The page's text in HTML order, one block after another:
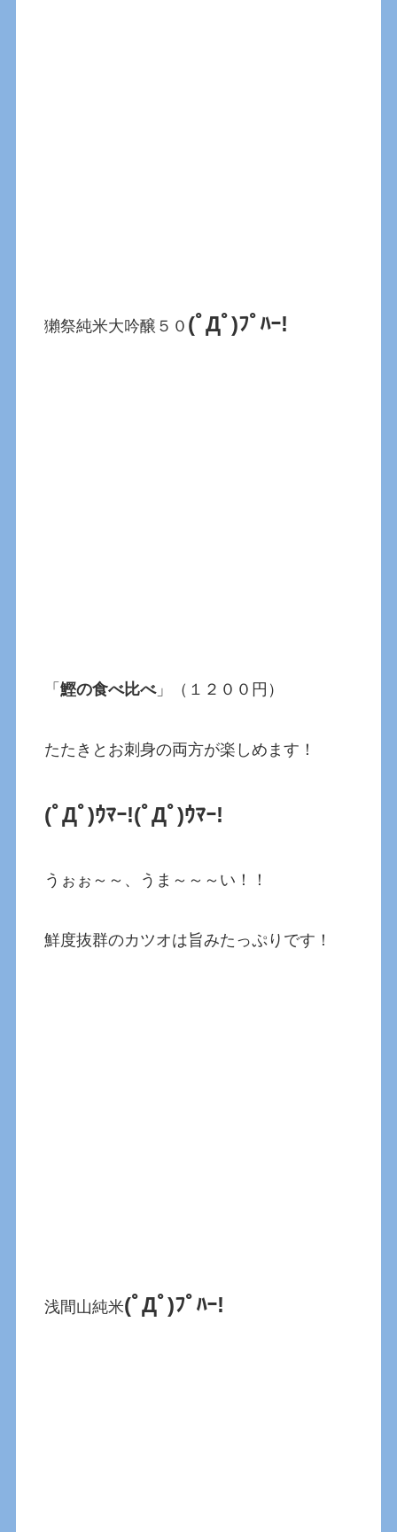
獺祭純米大吟醸５０ (ﾟДﾟ)ﾌﾟﾊｰ!
「鰹の食べ比べ」（１２００円）
たたきとお刺身の両方が楽しめます！
(ﾟДﾟ)ｳﾏｰ!(ﾟДﾟ)ｳﾏｰ!
うぉぉ～～、うま～～～い！！
鮮度抜群のカツオは旨みたっぷりです！
浅間山純米(ﾟДﾟ)ﾌﾟﾊｰ!